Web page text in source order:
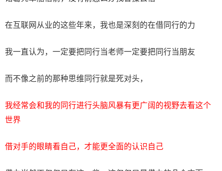
在互联网从业的这些年来，我也是深刻的在借同行的力
我一直认为，一定要把同行当老师一定要把同行当朋友
而不像之前的那种思维同行就是死对头，
我经常会和我的同行进行头脑风暴有更广阔的视野去看这个
世界
借对手的眼睛看自己，才能更全面的认识自己